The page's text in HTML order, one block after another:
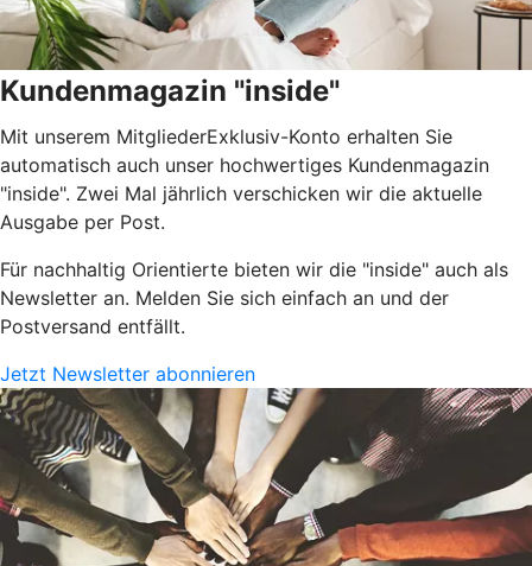
Kundenmagazin "inside"
Mit unserem MitgliederExklusiv-Konto erhalten Sie
automatisch auch unser hochwertiges Kundenmagazin
"inside". Zwei Mal jährlich verschicken wir die aktuelle
Ausgabe per Post.
Für nachhaltig Orientierte bieten wir die "inside" auch als
Newsletter an. Melden Sie sich einfach an und der
Postversand entfällt.
Jetzt Newsletter abonnieren